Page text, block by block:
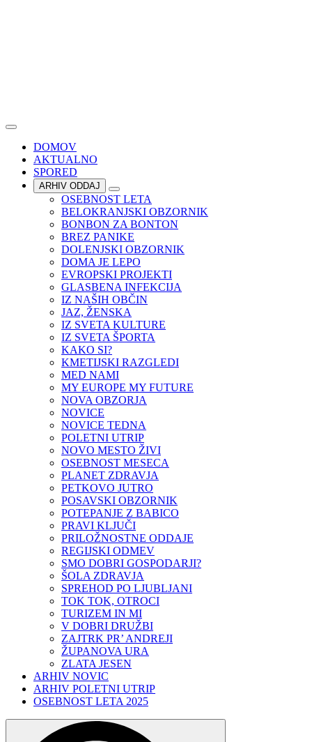
DOMOV
AKTUALNO
SPORED
ARHIV ODDAJ
OSEBNOST LETA
BELOKRANJSKI OBZORNIK
BONBON ZA BONTON
BREZ PANIKE
DOLENJSKI OBZORNIK
DOMA JE LEPO
EVROPSKI PROJEKTI
GLASBENA INFEKCIJA
IZ NAŠIH OBČIN
JAZ, ŽENSKA
IZ SVETA KULTURE
IZ SVETA ŠPORTA
KAKO SI?
KMETIJSKI RAZGLEDI
MED NAMI
MY EUROPE MY FUTURE
NOVA OBZORJA
NOVICE
NOVICE TEDNA
POLETNI UTRIP
NOVO MESTO ŽIVI
OSEBNOST MESECA
PLANET ZDRAVJA
PETKOVO JUTRO
POSAVSKI OBZORNIK
POTEPANJE Z BABICO
PRAVI KLJUČI
PRILOŽNOSTNE ODDAJE
REGIJSKI ODMEV
SMO DOBRI GOSPODARJI?
ŠOLA ZDRAVJA
SPREHOD PO LJUBLJANI
TOK TOK, OTROCI
TURIZEM IN MI
V DOBRI DRUŽBI
ZAJTRK PR’ ANDREJI
ŽUPANOVA URA
ZLATA JESEN
ARHIV NOVIC
ARHIV POLETNI UTRIP
OSEBNOST LETA 2025